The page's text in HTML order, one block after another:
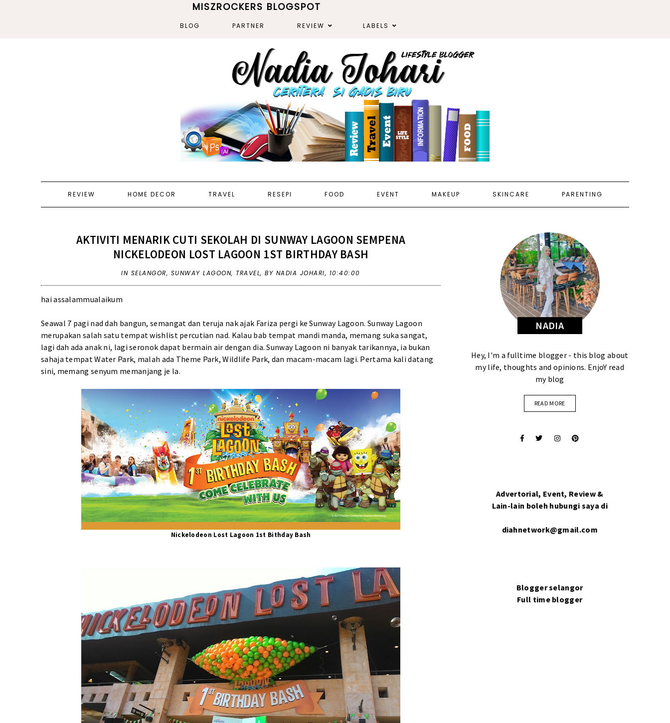
MISZROCKERS BLOGSPOT
BLOG PARTNER REVIEW LABELS
REVIEW HOME DECOR TRAVEL RESEPI FOOD EVENT MAKEUP SKINCARE PARENTING
AKTIVITI MENARIK CUTI SEKOLAH DI SUNWAY LAGOON SEMPENA
NICKELODEON LOST LAGOON 1ST BIRTHDAY BASH
IN SELANGOR, SUNWAY LAGOON, TRAVEL,BY NADIA JOHARI, 10:40:00
hai assalammualaikum
Seawal 7 pagi nad dah bangun, semangat dan teruja nak ajak Fariza pergi ke Sunway Lagoon. Sunway Lagoon
merupakan salah satu tempat wishlist percutian nad. Kalau bab tempat mandi manda, memang suka sangat,
lagi dah ada anak ni, lagi seronok dapat bermain air dengan dia. Sunway Lagoon ni banyak tarikannya, ia bukan
sahaja tempat Water Park, malah ada Theme Park, Wildlife Park, dan macam-macam lagi. Pertama kali datang
sini, memang senyum memanjang je la.
Nickelodeon Lost Lagoon 1st Bithday Bash
NADIA
Hey, I'm a fulltime blogger - this blog about
my life, thoughts and opinions. EnjoY read
my blog
READ MORE
Advertorial, Event, Review &
Lain-lain boleh hubungi saya di
diahnetwork@gmail.com
Blogger selangor
Full time blogger